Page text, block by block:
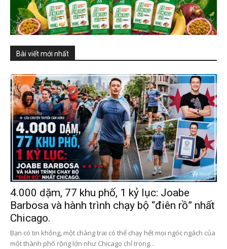
Bài viết mới nhất
4.000 dặm, 77 khu phố, 1 kỷ lục: Joabe
Barbosa và hành trình chạy bộ “điên rồ” nhất
Chicago.
Bạn có tin không, một chàng trai có thể chạy hết mọi ngóc ngách của
một thành phố rộng lớn như Chicago chỉ trong...